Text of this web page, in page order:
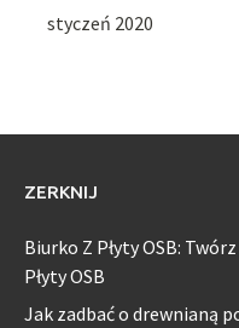
styczeń 2020
ZERKNIJ
Biurko Z Płyty OSB:
Płyty OSB
Jak zadbać o drewnianą